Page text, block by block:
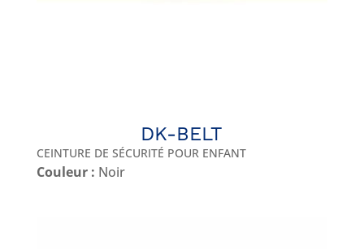
DK-BELT
CEINTURE DE SÉCURITÉ POUR ENFANT
Couleur : Noir